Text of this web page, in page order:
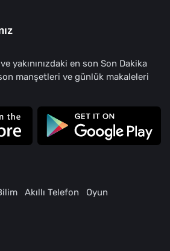
yakınınızdaki en son Son Dakika
son manşetleri ve günlük makaleleri
Akıllı Telefon
Oyun